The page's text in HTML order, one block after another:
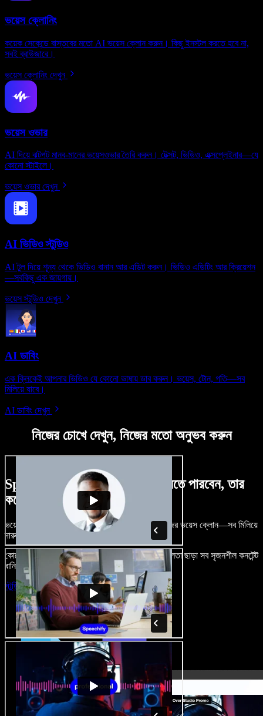
ভয়েস ক্লোনিং
কয়েক সেকেন্ডে বাস্তবের মতো AI ভয়েস ক্লোন করুন। কিছু ইনস্টল করতে হবে না,
সবই ব্রাউজারে।
ভয়েস ক্লোনিং দেখুন
ভয়েস ওভার
AI দিয়ে ঝটপট মানব-মানের ভয়েসওভার তৈরি করুন। টেক্সট, ভিডিও, এক্সপ্লেইনার—যে
কোনো স্টাইলে।
ভয়েস ওভার দেখুন
AI ভিডিও স্টুডিও
AI টুল দিয়ে শূন্য থেকে ভিডিও বানান আর এডিট করুন। ভিডিও এডিটিং আর ক্রিয়েশন
—সবকিছু এক জায়গায়।
ভয়েস স্টুডিও দেখুন
AI ডাবিং
এক ক্লিকেই আপনার ভিডিও যে কোনো ভাষায় ডাব করুন। ভয়েস, টোন, গতি—সব
মিলিয়ে যাবে।
AI ডাবিং দেখুন
নিজের চোখে দেখুন, নিজের মতো অনুভব করুন
Speechify Studio দিয়ে কী কী করতে পারবেন, তার
কয়েকটা উদাহরণ দেখুন
ভয়েসওভার, রয়্যালটি-ফ্রি ছবি, অডিও, ভিডিও যোগ, নিজের ভয়েস ক্লোন—সব মিলিয়ে
দারুণ মনে রাখার মতো অডিও-ভিডিও প্রজেক্ট বানান।
কোনো শেখার ঝামেলা নেই, শুধু ব্রাউজারে খুলুন—আর দুর্বলতা ছাড়া সব সৃজনশীল কনটেন্ট
বানিয়ে ফেলুন।
স্টুডিও চালু করুন